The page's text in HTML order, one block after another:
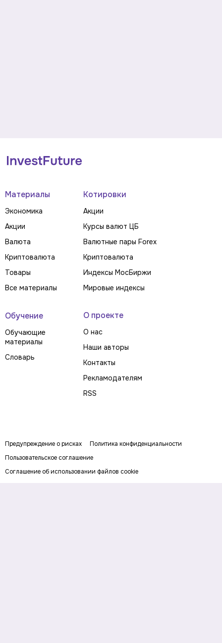
Материалы
Экономика
Акции
Валюта
Криптовалюта
Товары
Все материалы
Котировки
Акции
Курсы валют ЦБ
Валютные пары Forex
Криптовалюта
Индексы МосБиржи
Мировые индексы
Обучение
Обучающие
материалы
Словарь
О проекте
О нас
Наши авторы
Контакты
Рекламодателям
RSS
Предупреждение о рисках
Политика конфиденциальности
Пользовательское соглашение
Соглашение об использовании файлов cookie